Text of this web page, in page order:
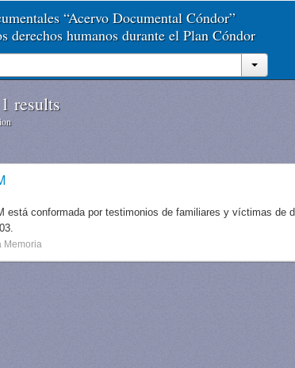
“Acervo Documental Cóndor”
derechos humanos durante el Plan Cóndor
results
está conformada por testimonios de familiares y víctimas de
Memoria